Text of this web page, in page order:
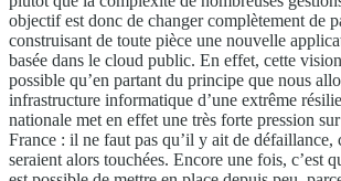
objectif est donc de changer complètement de
construisant de toute pièce une nouvelle
basée dans le cloud public. En effet, cette
possible qu’en partant du principe que nous
infrastructure informatique d’une extrême
nationale met en effet une très forte pression
France : il ne faut pas qu’il y ait de défaillance,
seraient alors touchées. Encore une fois, c’est